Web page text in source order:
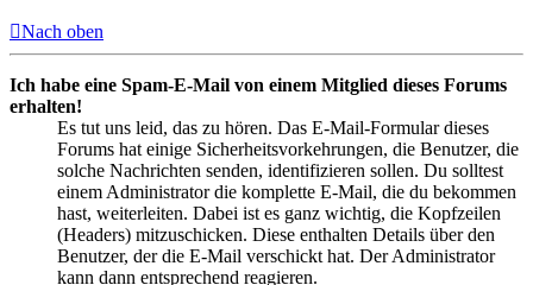
Nach oben
Ich habe eine Spam-E-Mail von einem Mitglied dieses Forums
erhalten!
Es tut uns leid, das zu hören. Das E-Mail-Formular dieses
Forums hat einige Sicherheitsvorkehrungen, die Benutzer, die
solche Nachrichten senden, identifizieren sollen. Du solltest
einem Administrator die komplette E-Mail, die du bekommen
hast, weiterleiten. Dabei ist es ganz wichtig, die Kopfzeilen
(Headers) mitzuschicken. Diese enthalten Details über den
Benutzer, der die E-Mail verschickt hat. Der Administrator
kann dann entsprechend reagieren.